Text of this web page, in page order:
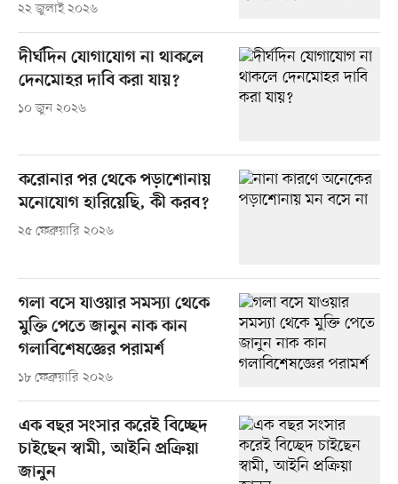
২২ জুলাই ২০২৬
দীর্ঘদিন যোগাযোগ না থাকলে
দেনমোহর দাবি করা যায়?
১০ জুন ২০২৬
করোনার পর থেকে পড়াশোনায়
মনোযোগ হারিয়েছি, কী করব?
২৫ ফেব্রুয়ারি ২০২৬
গলা বসে যাওয়ার সমস্যা থেকে
মুক্তি পেতে জানুন নাক কান
গলাবিশেষজ্ঞের পরামর্শ
১৮ ফেব্রুয়ারি ২০২৬
এক বছর সংসার করেই বিচ্ছেদ
চাইছেন স্বামী, আইনি প্রক্রিয়া
জানুন